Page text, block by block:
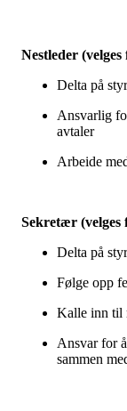
Nestleder
Delta på
Ansvarlig
avtaler
Arbeide
Sekretær (velges
Delta på
Følge opp
Kalle inn til
Ansvar for
sammen